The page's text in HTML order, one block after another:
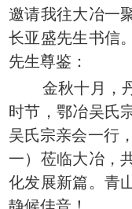
邀请我往大冶一
长亚盛先生书信
先生尊鉴：
金秋十月，
时节，鄂冶吴氏
吴氏宗亲会一行
一）莅临大冶，
化发展新篇。青